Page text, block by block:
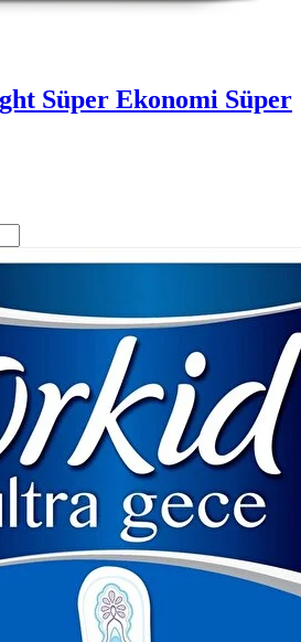
Süper Ekonomi Süper